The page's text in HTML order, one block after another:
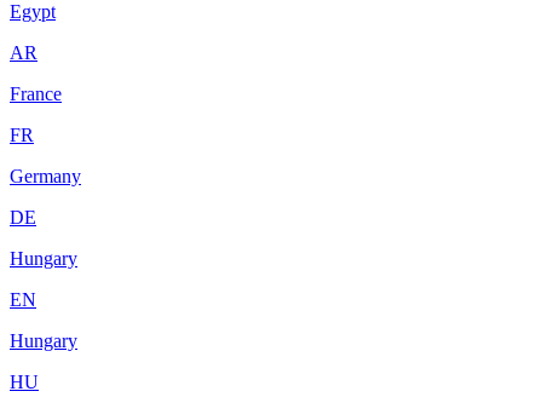
Egypt
AR
France
FR
Germany
DE
Hungary
EN
Hungary
HU